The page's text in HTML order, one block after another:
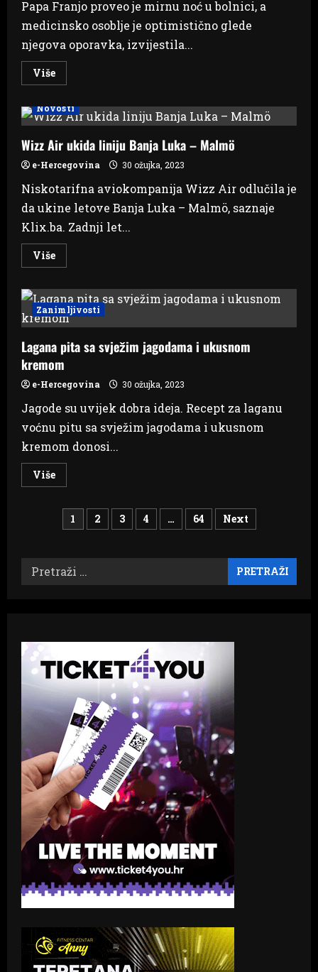
pa
nam
Turci
Papa Franjo proveo je mirnu noć u bolnici, a
medicinsko osoblje je optimistično glede
njegova oporavka, izvijestila...
VišeRead
more
Franjo
proveo
noć
u
bolnici
Novosti
Wizz Air ukida liniju Banja Luka – Malmö
e-Hercegovina 30 ožujka, 2023
Niskotarifna aviokompanija Wizz Air odlučila je
da ukine letove Banja Luka – Malmö, saznaje
Klix.ba. Zadnji let...
VišeRead
more
Air
ukida
liniju
Banja
–
Malmö
Zanimljivosti
Lagana pita sa svježim jagodama i ukusnom
kremom
e-Hercegovina 30 ožujka, 2023
Jagode su uvijek dobra ideja. Recept za laganu
voćnu pitu sa svježim jagodama i ukusnom
kremom donosi...
VišeRead
more
pita
svježim
kremom
Brojevi
stranica
objava
1 2 3 4 … 64 Next
Pretraži: